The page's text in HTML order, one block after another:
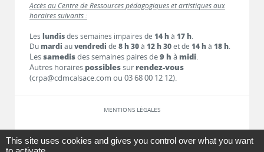
Accès au Centre de Ressources pédagogiques et artistiques aux
horaires suivants :
Les lundisdes semaines impaires de 14 hà 17 h.
Dumardi auvendredi de 8 h 30à 12 h 30et de 14 hà 18 h.
Lessamedisdes semaines paires de9 h à midi.
Autres horaires possiblessur rendez-vous
(crpa@cdmcalsace.com ou 03 68 00 12 12).
MENTIONS LÉGALES
LIENS
This site uses cookies and gives you control over what you want